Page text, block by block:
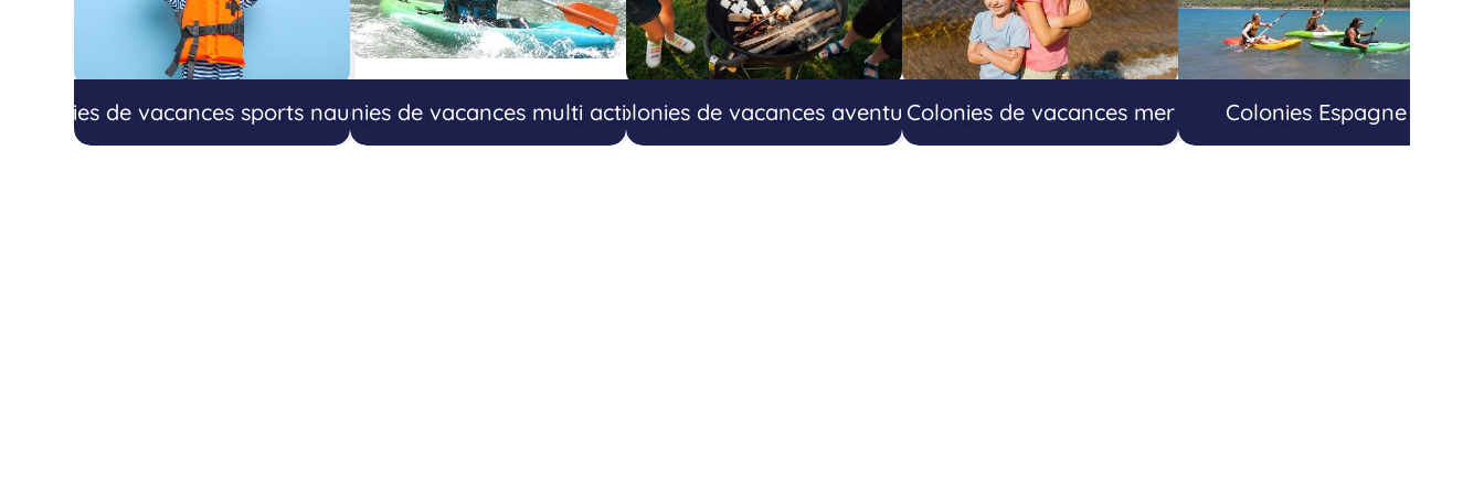
Colonies de vacances sports nautiquesColonies de vacances multi activitésColonies de vacances aventureColonies de vacances mer Colonies Espagne